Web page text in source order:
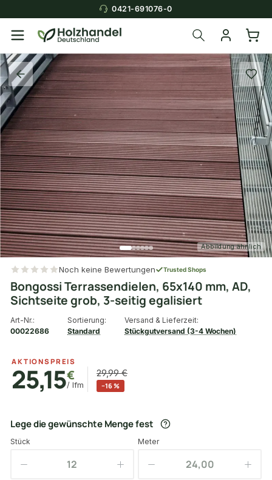
0421-691076-0
Abbildung ähnlich
Noch keine Bewertungen Trusted Shops
Bongossi Terrassendielen, 65x140 mm, AD,
Sichtseite grob, 3-seitig egalisiert
Art-Nr.:
00022686
Sortierung:
Standard
Versand & Lieferzeit:
Stückgutversand (3-4 Wochen)
AKTIONSPREIS
25,15€
/ lfm
29,99 €
−16 %
Lege die gewünschte Menge fest
Stück Meter